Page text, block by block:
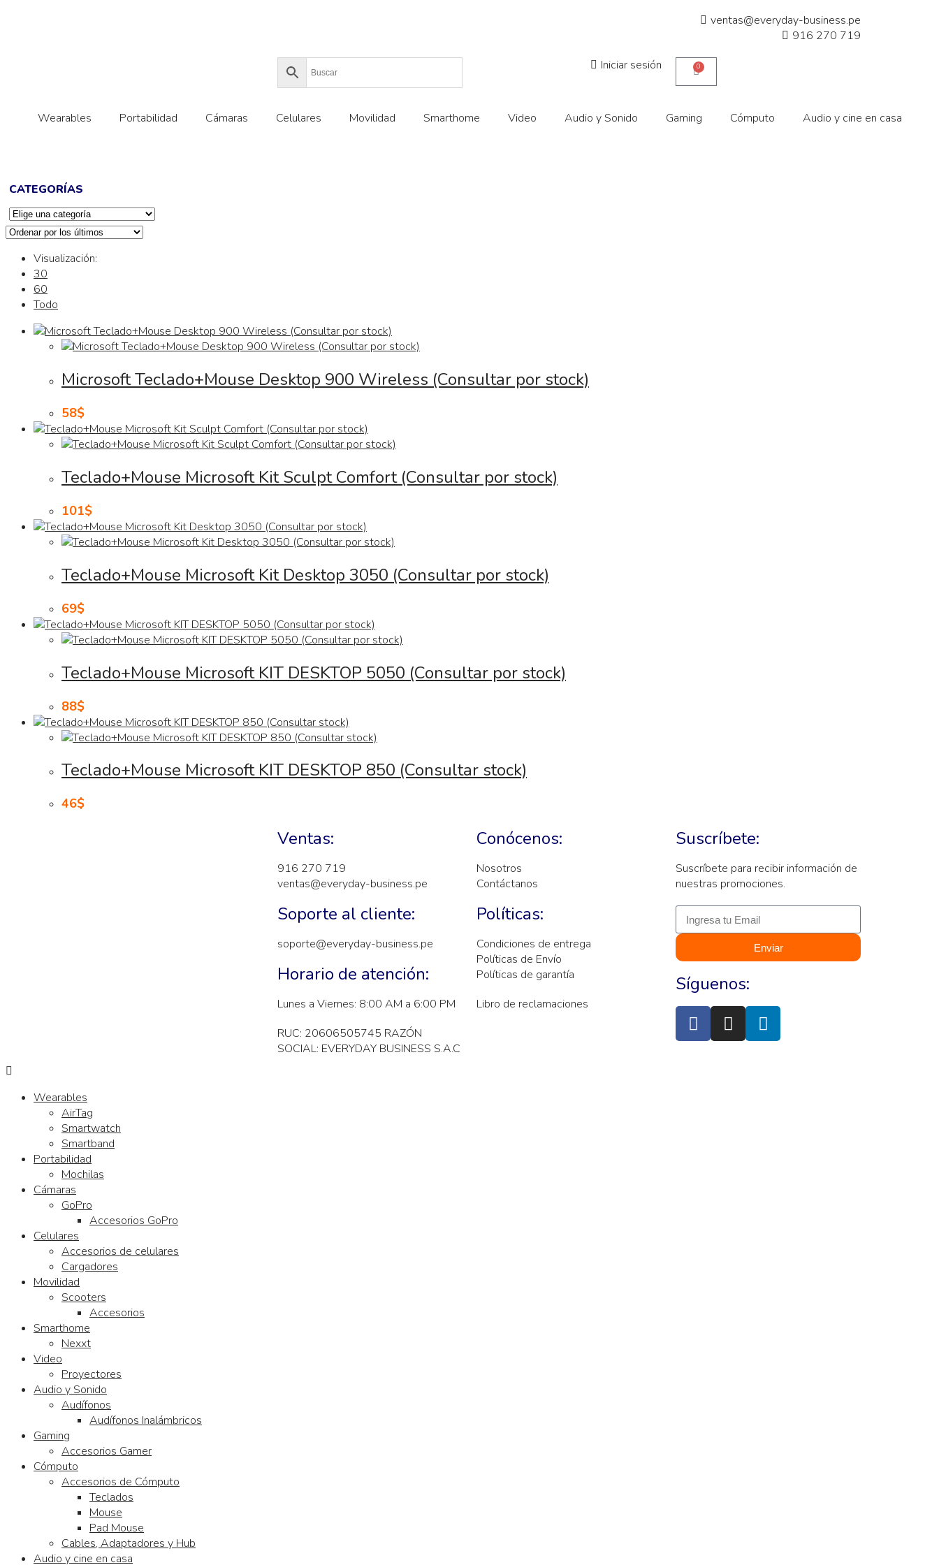
ventas@everyday-business.pe
916 270 719
Iniciar sesión
0
Wearables Portabilidad Cámaras Celulares Movilidad Smarthome Video Audio y Sonido Gaming Cómputo Audio y cine en casa
CATEGORÍAS
Visualización:
30
60
Todo
Microsoft Teclado+Mouse Desktop 900 Wireless (Consultar por stock)
58$
Teclado+Mouse Microsoft Kit Sculpt Comfort (Consultar por stock)
101$
Teclado+Mouse Microsoft Kit Desktop 3050 (Consultar por stock)
69$
Teclado+Mouse Microsoft KIT DESKTOP 5050 (Consultar por stock)
88$
Teclado+Mouse Microsoft KIT DESKTOP 850 (Consultar stock)
46$
Ventas:
916 270 719
ventas@everyday-business.pe
Soporte al cliente:
soporte@everyday-business.pe
Horario de atención:
Lunes a Viernes: 8:00 AM a 6:00 PM
RUC: 20606505745 RAZÓN
SOCIAL: EVERYDAY BUSINESS S.A.C
Conócenos:
Nosotros
Contáctanos
Políticas:
Condiciones de entrega
Políticas de Envío
Políticas de garantía
Libro de reclamaciones
Suscríbete:
Suscríbete para recibir información de
nuestras promociones.
Enviar
Síguenos:
Wearables
AirTag
Smartwatch
Smartband
Portabilidad
Mochilas
Cámaras
GoPro
Accesorios GoPro
Celulares
Accesorios de celulares
Cargadores
Movilidad
Scooters
Accesorios
Smarthome
Nexxt
Video
Proyectores
Audio y Sonido
Audífonos
Audífonos Inalámbricos
Gaming
Accesorios Gamer
Cómputo
Accesorios de Cómputo
Teclados
Mouse
Pad Mouse
Cables, Adaptadores y Hub
Audio y cine en casa